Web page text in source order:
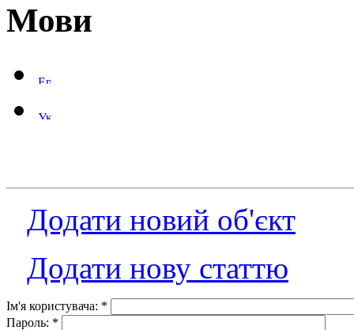
Мови
Додати новий об'єкт
Додати нову статтю
Ім'я користувача: *
Пароль: *